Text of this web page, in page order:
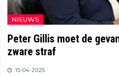
NIEUWS
Peter Gillis moet de
zware straf
15-04-2025